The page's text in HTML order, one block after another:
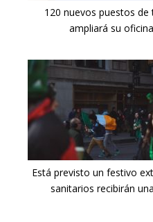
120 nuevos puestos
ampliará su
Está previsto un festivo
sanitarios recibirán